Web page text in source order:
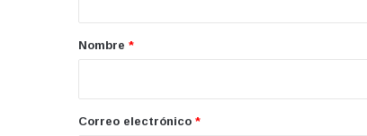
r
*
Nombre *
Correo electrónico *